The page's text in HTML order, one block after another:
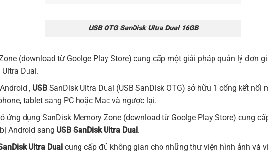
USB OTG SanDisk Ultra Dual 16GB
(download từ Goolge Play Store) cung cấp một giải pháp quản lý đơn
Ultra Dual.
, USB SanDisk Ultra Dual (USB SanDisk OTG) sở hữu 1 cổng kết nối
tablet sang PC hoặc Mac và ngược lại.
ứng dụng SanDisk Memory Zone (download từ Goolge Play Store) cung
Android sang USB SanDiskUltra Dual .
Ultra Dual cung cấp đủ không gian cho những thư viện hình ảnh và